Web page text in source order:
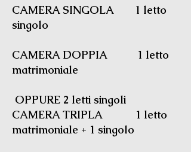
CAMERA SINGOLA 1 letto
singolo
CAMERA DOPPIA 1 letto
matrimoniale
OPPURE 2 letti singoli
CAMERA TRIPLA 1 letto
matrimoniale + 1 singolo